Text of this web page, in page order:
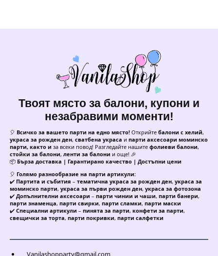
Твоят място за балони, купони и
незабравими моменти!
🎈 Всичко за вашето парти на едно място! Открийте балони с хелий,
украса за рожден ден, сватбена украса и парти аксесоари моминско
парти, както и за всеки повод! Разгледайте нашите фолиеви балони,
стойки за балони, ленти за балони и още! 🎉
📦 Бърза доставка | Гарантирано качество | Достъпни цени
🎈 Голямо разнообразие на парти артикули:
✔️ Партита и събития – тематична украса за рожден ден, украса за
моминско парти, украса за първи рожден ден, украса за фотозона
✔️ Допълнителни аксесоари – парти чинии и чаши, парти банери,
парти знаменца, парти свирки, парти сламки, парти маски
✔️ Специални артикули – пинята за парти, конфети за парти,
свещички за торта, парти покривки, парти салфетки
Vanilashopparty@gmail.com